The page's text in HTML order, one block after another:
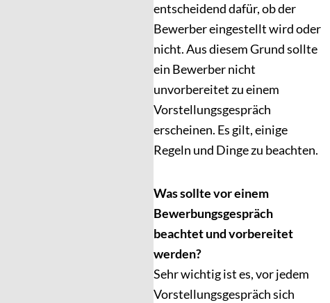
entscheidend dafür, ob der
Bewerber eingestellt wird oder
nicht. Aus diesem Grund sollte
ein Bewerber nicht
unvorbereitet zu einem
Vorstellungsgespräch
erscheinen. Es gilt, einige
Regeln und Dinge zu beachten.
Was sollte vor einem
Bewerbungsgespräch
beachtet und vorbereitet
werden?
Sehr wichtig ist es, vor jedem
Vorstellungsgespräch sich